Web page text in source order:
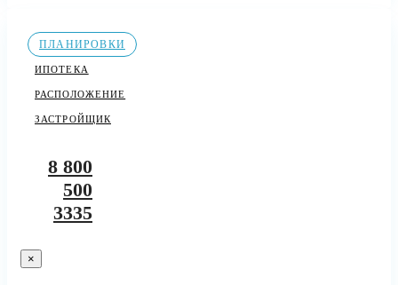
ПЛАНИРОВКИ
ИПОТЕКА
РАСПОЛОЖЕНИЕ
ЗАСТРОЙЩИК
8 800
500
3335
×